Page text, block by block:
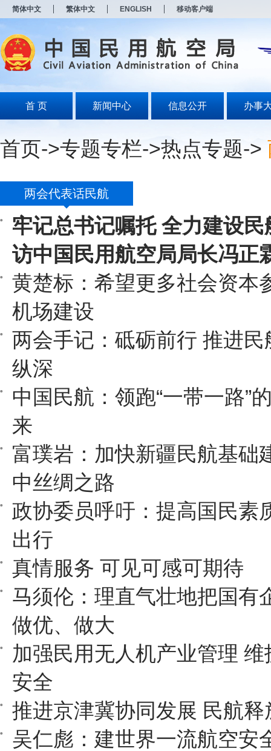
简体中文 繁体中文 ENGLISH 移动客户端
首 页 新闻中心 信息公开 办事
首页->专题专栏->热点专题->
两会代表话民航
牢记总书记嘱托 全力建设
访中国民用航空局局长冯正
黄楚标：希望更多社会资本
机场建设
两会手记：砥砺前行 推进民
纵深
中国民航：领跑“一带一路”
来
富璞岩：加快新疆民航基础
中丝绸之路
政协委员呼吁：提高国民素
出行
真情服务 可见可感可期待
马须伦：理直气壮地把国有
做优、做大
加强民用无人机产业管理
安全
推进京津冀协同发展 民航释
吴仁彪：建世界一流航空安
打
开
无
障
说
Alt
加
导